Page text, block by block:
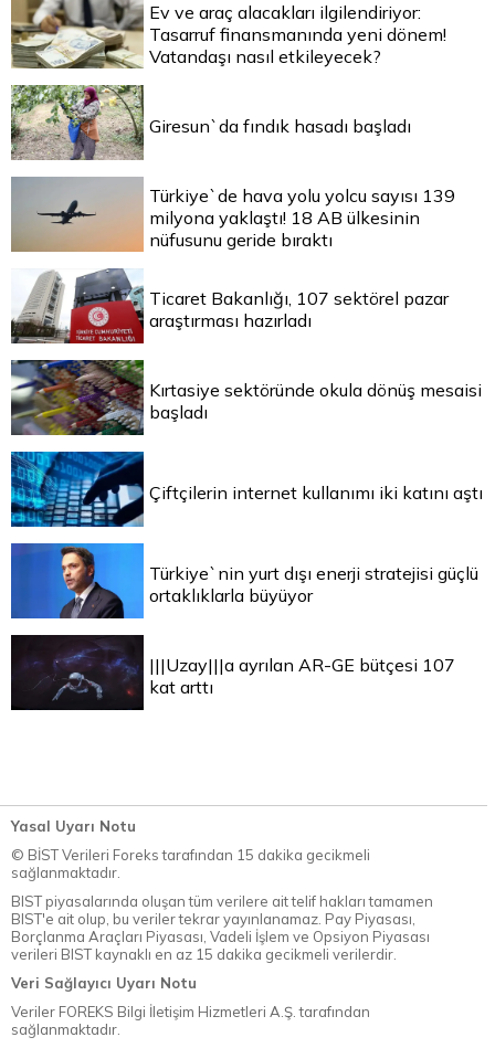
Ev ve araç alacakları ilgilendiriyor:
Tasarruf finansmanında yeni dönem!
Vatandaşı nasıl etkileyecek?
Giresun`da fındık hasadı başladı
Türkiye`de hava yolu yolcu sayısı 139
milyona yaklaştı! 18 AB ülkesinin
nüfusunu geride bıraktı
Ticaret Bakanlığı, 107 sektörel pazar
araştırması hazırladı
Kırtasiye sektöründe okula dönüş mesaisi
başladı
Çiftçilerin internet kullanımı iki katını aştı
Türkiye`nin yurt dışı enerji stratejisi güçlü
ortaklıklarla büyüyor
|||Uzay|||a ayrılan AR-GE bütçesi 107
kat arttı
Yasal Uyarı Notu
© BİST Verileri Foreks tarafından 15 dakika gecikmeli
sağlanmaktadır.
BIST piyasalarında oluşan tüm verilere ait telif hakları tamamen
BIST'e ait olup, bu veriler tekrar yayınlanamaz. Pay Piyasası,
Borçlanma Araçları Piyasası, Vadeli İşlem ve Opsiyon Piyasası
verileri BIST kaynaklı en az 15 dakika gecikmeli verilerdir.
Veri Sağlayıcı Uyarı Notu
Veriler FOREKS Bilgi İletişim Hizmetleri A.Ş. tarafından
sağlanmaktadır.